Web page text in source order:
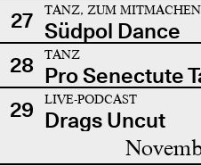
27 TANZ, ZUM MITMACHEN
Südpol Dance
28
TANZ
Pro Senectute
29
LIVE-PODCAST
Drags Uncut